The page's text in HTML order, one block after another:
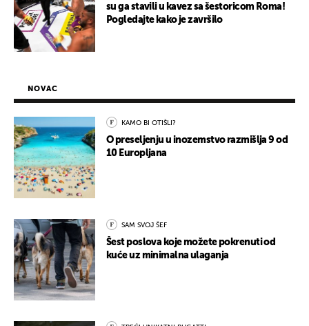
su ga stavili u kavez sa šestoricom Roma!
Pogledajte kako je završilo
NOVAC
KAMO BI OTIŠLI?
O preseljenju u inozemstvo razmišlja 9 od
10 Europljana
SAM SVOJ ŠEF
Šest poslova koje možete pokrenuti od
kuće uz minimalna ulaganja